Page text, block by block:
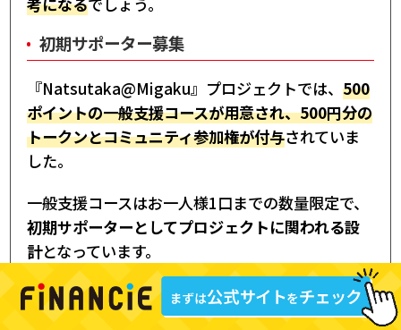
初期サポーター募集
『Natsutaka@Migaku』プロジェクトでは、 500
ポイントの一般支援コースが用意され、500円分の
トークンとコミュニティ参加権が付与されていま
した。
一般支援コースはお一人様1口までの数量限定で、
初期サポーターとしてプロジェクトに関われる設
計となっています。
また、500,000ポイントや1,000,000ポイントのス
ポンサーコースも設けられており、相当額分のトー